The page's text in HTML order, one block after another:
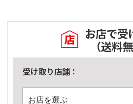
お店で受
（送料
受け取り店舗：
お店を選ぶ